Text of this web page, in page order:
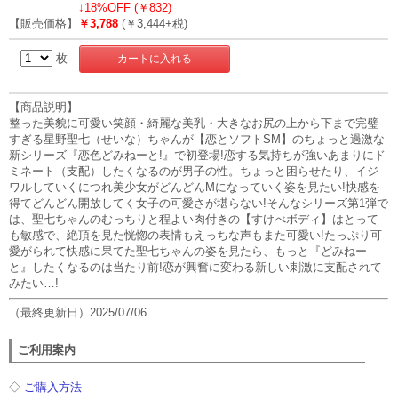
↓ 18%OFF (￥832)
【販売価格】
￥3,788 (￥3,444+税)
枚
【商品説明】
整った美貌に可愛い笑顔・綺麗な美乳・大きなお尻の上から下まで完璧
すぎる星野聖七（せいな）ちゃんが【恋とソフトSM】のちょっと過激な
新シリーズ『恋色どみねーと!』で初登場!恋する気持ちが強いあまりにド
ミネート（支配）したくなるのが男子の性。ちょっと困らせたり、イジ
ワルしていくにつれ美少女がどんどんMになっていく姿を見たい!快感を
得てどんどん開放してく女子の可愛さが堪らない!そんなシリーズ第1弾で
は、聖七ちゃんのむっちりと程よい肉付きの【すけべボディ】はとって
も敏感で、絶頂を見た恍惚の表情もえっちな声もまた可愛い!たっぷり可
愛がられて快感に果てた聖七ちゃんの姿を見たら、もっと『どみねー
と』したくなるのは当たり前!恋が興奮に変わる新しい刺激に支配されて
みたい…!
（最終更新日）2025/07/06
ご利用案内
◇ ご購入方法